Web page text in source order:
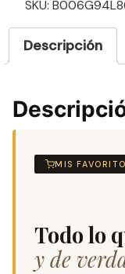
SKU:
Descripción
MIS
Todo lo
y de